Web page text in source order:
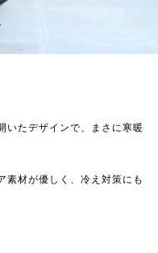
いたデザインで、まさに寒暖
素材が優しく、冷え対策にも